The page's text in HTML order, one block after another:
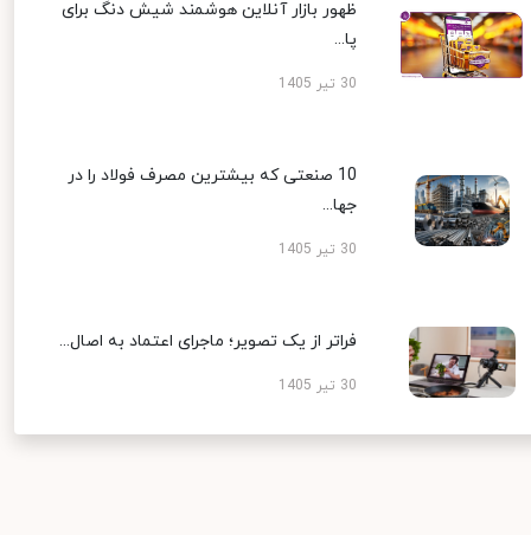
ظهور بازار آنلاین هوشمند شیش دنگ برای
پا...
30 تیر 1405
10 صنعتی که بیشترین مصرف فولاد را در
جها...
30 تیر 1405
فراتر از یک تصویر؛ ماجرای اعتماد به اصال...
30 تیر 1405